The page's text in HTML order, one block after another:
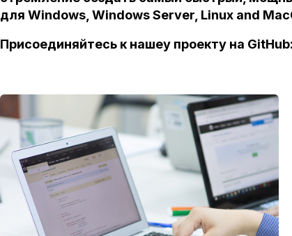
для Windows, Windows Server, Linux and
Присоединяйтесь к нашеу проекту на GitHub: